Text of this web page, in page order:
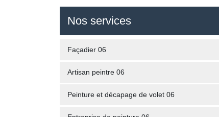
Nos services
Façadier 06
Artisan peintre 06
Peinture et décapage de volet 06